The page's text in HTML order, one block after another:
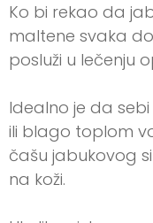
Ko bi rekao da
maltene svaka
posluži u lečenju
Idealno je da
ili blago toplom
čašu jabukovog
na koži.